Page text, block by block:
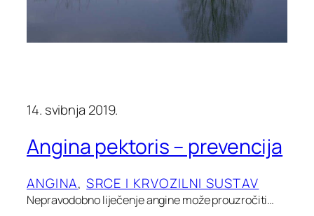
14. svibnja 2019.
Angina pektoris – prevencija
ANGINA, SRCE I KRVOZILNI SUSTAV
Nepravodobno liječenje angine može prouzročiti…